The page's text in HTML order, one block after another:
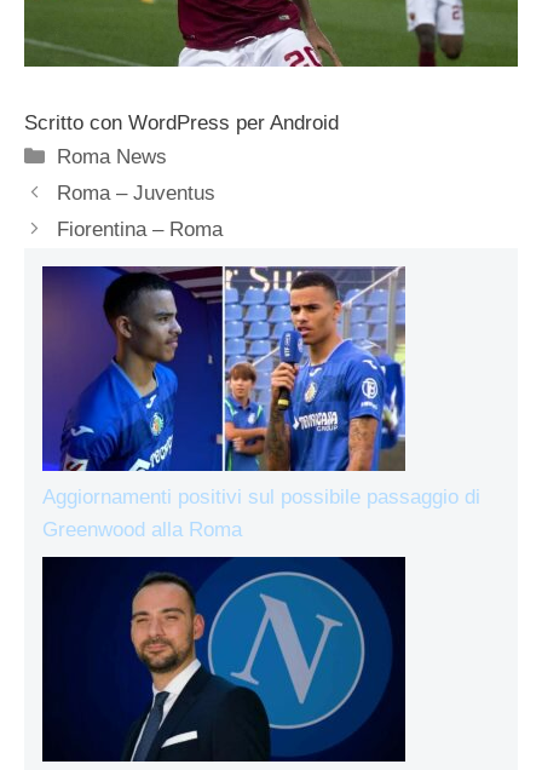
Scritto con WordPress per Android
Categorie
Roma News
Roma – Juventus
Fiorentina – Roma
Aggiornamenti positivi sul possibile passaggio di
Greenwood alla Roma